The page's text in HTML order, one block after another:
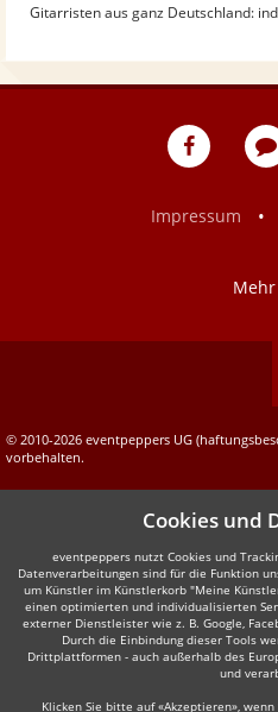
Gitarristen aus ganz Deutschland:
Impressum
•
Mehr
© 2010-2026 eventpeppers UG
vorbehalten.
Cookies und
eventpeppers nutzt Cookies und
Datenverarbeitungen sind für die Funktion
um Künstler im Künstlerkorb "Meine
einen optimierten und individualisierten
externer Dienstleister wie z. B. Google,
Durch die Einbindung dieser Tools
Drittplattformen - auch außerhalb des
und
Klicken Sie bitte auf «Akzeptieren»,